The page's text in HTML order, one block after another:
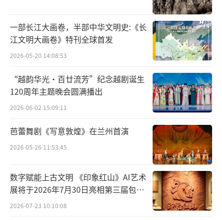
求时尚的第一线？ 就让我们一起走进唐朝，探
索那些 令人上瘾的“怪异美学” 吧。
裙幄
在唐玄宗多年的励精图治下，大唐迎来
了“开元盛世”。 国力得到大力发展的同时 ，
女子们的身材也日益横向发展。
唐 西安郭庄韩休墓壁画（局部）
唐 新疆吐鲁番阿斯塔那张礼臣墓 《舞乐图》
一部长江大画卷，半部中华文明史:《长
江文明大画卷》特刊全球首发
2026-05-20 14:08:53
“越韵华光·百廿流芳”纪念越剧诞生
120周年主题晚会圆满播出
2026-06-02 15:09:11
芭蕾舞剧《写意敦煌》在兰州首演
2026-05-26 11:53:45
数字赋能上古文明 《印象红山》AI艺术
展将于2026年7月30日亮相第三届包头
艺博会
2026-07-23 10:10:08